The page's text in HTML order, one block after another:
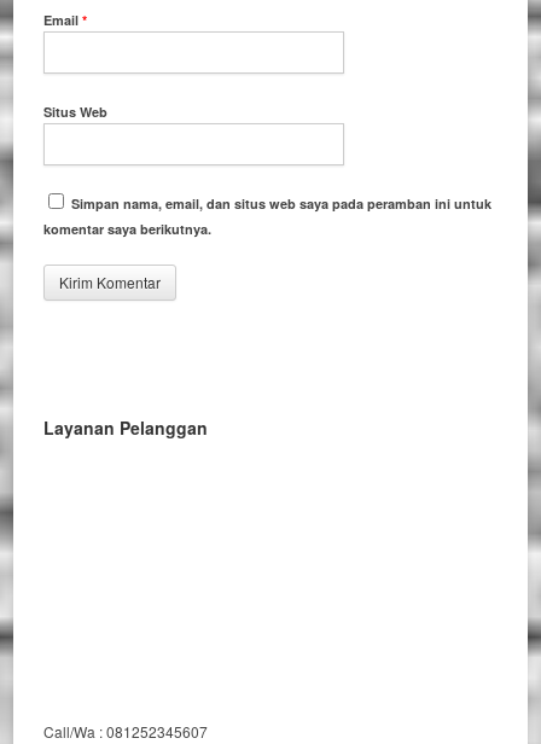
Email*
Situs Web
Simpan nama, email, dan situs web saya pada peramban ini untuk
komentar saya berikutnya.
Layanan Pelanggan
Call/Wa : 081252345607